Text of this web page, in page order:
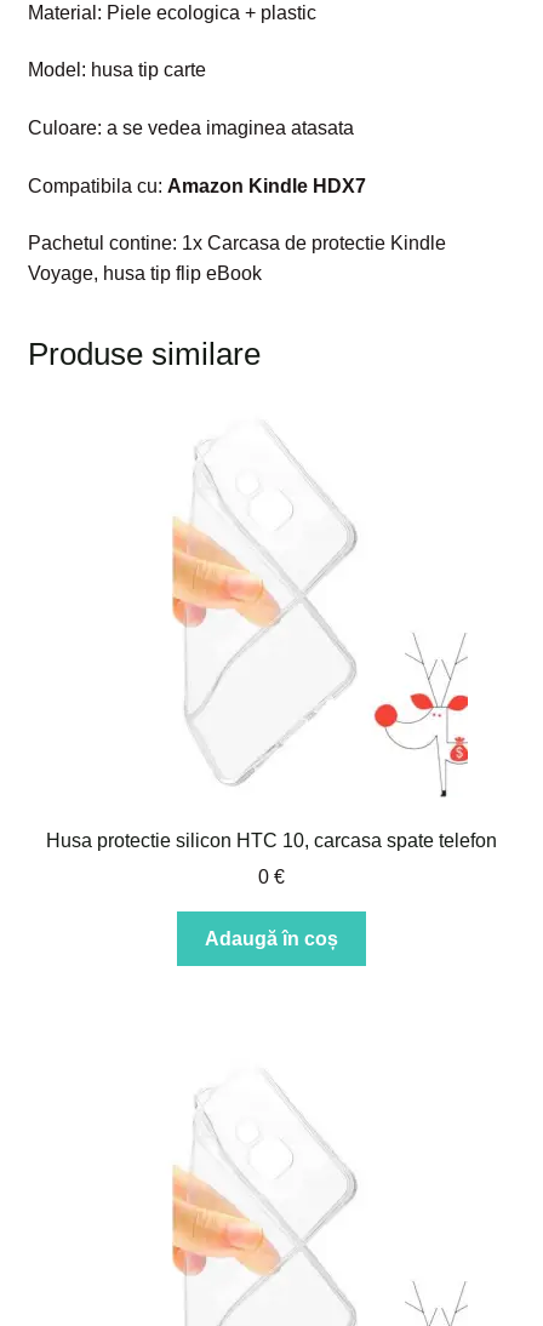
Material: Piele ecologica + plastic
Model: husa tip carte
Culoare: a se vedea imaginea atasata
Compatibila cu: Amazon Kindle HDX7
Pachetul contine: 1x Carcasa de protectie Kindle
Voyage, husa tip flip eBook
Produse similare
Husa protectie silicon HTC 10, carcasa spate telefon
0 €
Adaugă în coș